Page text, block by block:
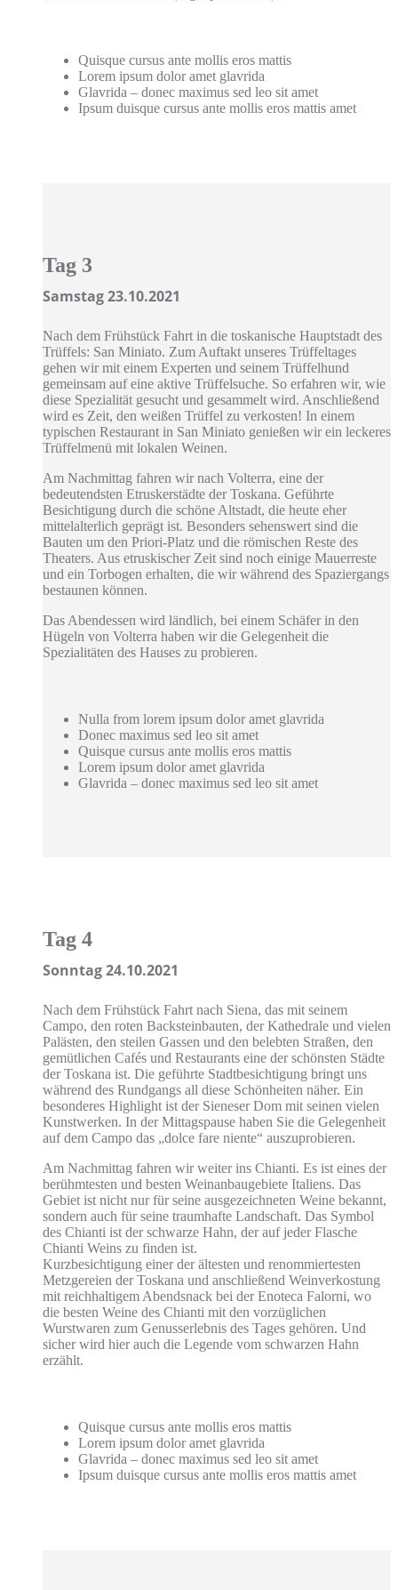
Quisque cursus ante mollis eros mattis
Lorem ipsum dolor amet glavrida
Glavrida – donec maximus sed leo sit amet
Ipsum duisque cursus ante mollis eros mattis amet
Tag 3
Samstag 23.10.2021
Nach dem Frühstück Fahrt in die toskanische Hauptstadt des
Trüffels: San Miniato. Zum Auftakt unseres Trüffeltages
gehen wir mit einem Experten und seinem Trüffelhund
gemeinsam auf eine aktive Trüffelsuche. So erfahren wir, wie
diese Spezialität gesucht und gesammelt wird. Anschließend
wird es Zeit, den weißen Trüffel zu verkosten! In einem
typischen Restaurant in San Miniato genießen wir ein leckeres
Trüffelmenü mit lokalen Weinen.
Am Nachmittag fahren wir nach Volterra, eine der
bedeutendsten Etruskerstädte der Toskana. Geführte
Besichtigung durch die schöne Altstadt, die heute eher
mittelalterlich geprägt ist. Besonders sehenswert sind die
Bauten um den Priori-Platz und die römischen Reste des
Theaters. Aus etruskischer Zeit sind noch einige Mauerreste
und ein Torbogen erhalten, die wir während des Spaziergangs
bestaunen können.
Das Abendessen wird ländlich, bei einem Schäfer in den
Hügeln von Volterra haben wir die Gelegenheit die
Spezialitäten des Hauses zu probieren.
Nulla from lorem ipsum dolor amet glavrida
Donec maximus sed leo sit amet
Quisque cursus ante mollis eros mattis
Lorem ipsum dolor amet glavrida
Glavrida – donec maximus sed leo sit amet
Tag 4
Sonntag 24.10.2021
Nach dem Frühstück Fahrt nach Siena, das mit seinem
Campo, den roten Backsteinbauten, der Kathedrale und vielen
Palästen, den steilen Gassen und den belebten Straßen, den
gemütlichen Cafés und Restaurants eine der schönsten Städte
der Toskana ist. Die geführte Stadtbesichtigung bringt uns
während des Rundgangs all diese Schönheiten näher. Ein
besonderes Highlight ist der Sieneser Dom mit seinen vielen
Kunstwerken. In der Mittagspause haben Sie die Gelegenheit
auf dem Campo das „dolce fare niente“ auszuprobieren.
Am Nachmittag fahren wir weiter ins Chianti. Es ist eines der
berühmtesten und besten Weinanbaugebiete Italiens. Das
Gebiet ist nicht nur für seine ausgezeichneten Weine bekannt,
sondern auch für seine traumhafte Landschaft. Das Symbol
des Chianti ist der schwarze Hahn, der auf jeder Flasche
Chianti Weins zu finden ist.
Kurzbesichtigung einer der ältesten und renommiertesten
Metzgereien der Toskana und anschließend Weinverkostung
mit reichhaltigem Abendsnack bei der Enoteca Falorni, wo
die besten Weine des Chianti mit den vorzüglichen
Wurstwaren zum Genusserlebnis des Tages gehören. Und
sicher wird hier auch die Legende vom schwarzen Hahn
erzählt.
Quisque cursus ante mollis eros mattis
Lorem ipsum dolor amet glavrida
Glavrida – donec maximus sed leo sit amet
Ipsum duisque cursus ante mollis eros mattis amet